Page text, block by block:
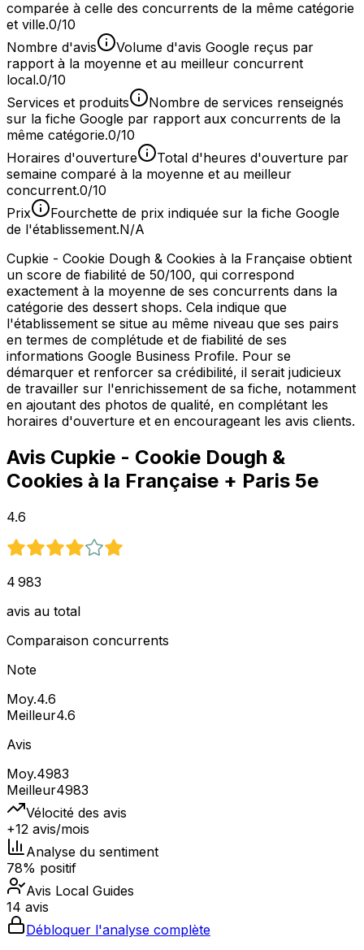
comparée à celle des concurrents de la même catégorie
et ville.0/10
Nombre d'avis
Volume d'avis Google reçus par
rapport à la moyenne et au meilleur concurrent
local.0/10
Services et produits
Nombre de services renseignés
sur la fiche Google par rapport aux concurrents de la
même catégorie.0/10
Horaires d'ouverture
Total d'heures d'ouverture par
semaine comparé à la moyenne et au meilleur
concurrent.0/10
Prix
Fourchette de prix indiquée sur la fiche Google
de l'établissement.N/A
Cupkie - Cookie Dough & Cookies à la Française obtient
un score de fiabilité de 50/100, qui correspond
exactement à la moyenne de ses concurrents dans la
catégorie des dessert shops. Cela indique que
l'établissement se situe au même niveau que ses pairs
en termes de complétude et de fiabilité de ses
informations Google Business Profile. Pour se
démarquer et renforcer sa crédibilité, il serait judicieux
de travailler sur l'enrichissement de sa fiche, notamment
en ajoutant des photos de qualité, en complétant les
horaires d'ouverture et en encourageant les avis clients.
Avis Cupkie - Cookie Dough &
Cookies à la Française + Paris 5e
4.6
4 983
avis au total
Comparaison concurrents
Note
Moy.4.6
Meilleur4.6
Avis
Moy.4983
Meilleur4983
Vélocité des avis
+12 avis/mois
Analyse du sentiment
78% positif
Avis Local Guides
14 avis
Débloquer l'analyse complète